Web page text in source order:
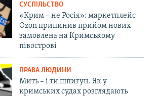
СУСПІЛЬСТВО
«Крим – не Росія»: маркетплейс
Ozon припинив прийом нових
замовлень на Кримському
півострові
ПРАВА ЛЮДИНИ
Мить – і ти шпигун. Як у
кримських судах розглядають